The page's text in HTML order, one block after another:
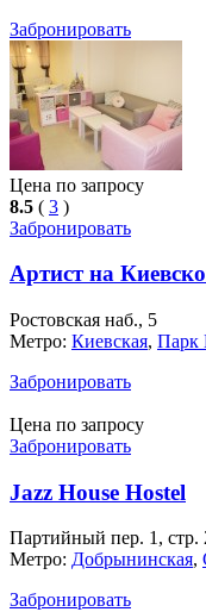
Забронировать
Цена по запросу
8.5 ( 3 )
Забронировать
Артист на
Ростовская наб., 5
Метро: Киевская, Парк
Забронировать
Цена по запросу
Забронировать
Jazz House Hostel
Партийный пер. 1, стр.
Метро: Добрынинская,
Забронировать